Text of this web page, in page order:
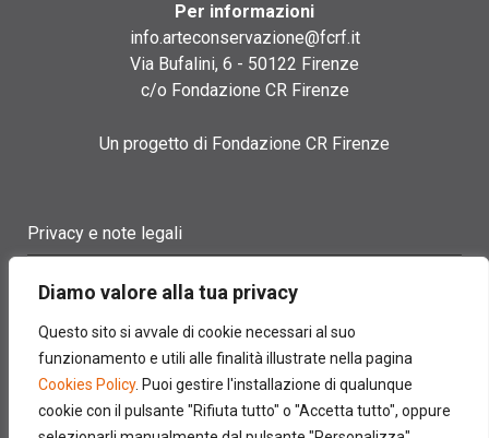
Diamo valore alla tua privacy
Questo sito si avvale di cookie necessari al suo
funzionamento e utili alle finalità illustrate nella pagina
Cookies Policy. Puoi gestire l'installazione di qualunque
cookie con il pulsante "Rifiuta tutto" o "Accetta tutto", oppure
Per informazioni
info.arteconservazione@fcrf.it
Via Bufalini, 6 - 50122 Firenze
c/o Fondazione CR Firenze
Un progetto di Fondazione CR Firenze
Privacy e note legali
Cookie policy
Contatti